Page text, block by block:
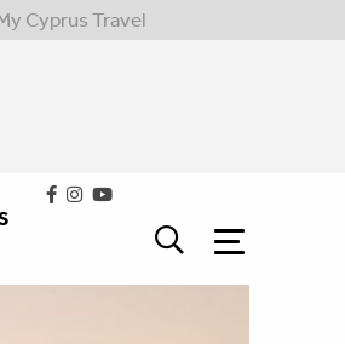
Cyprus Travel